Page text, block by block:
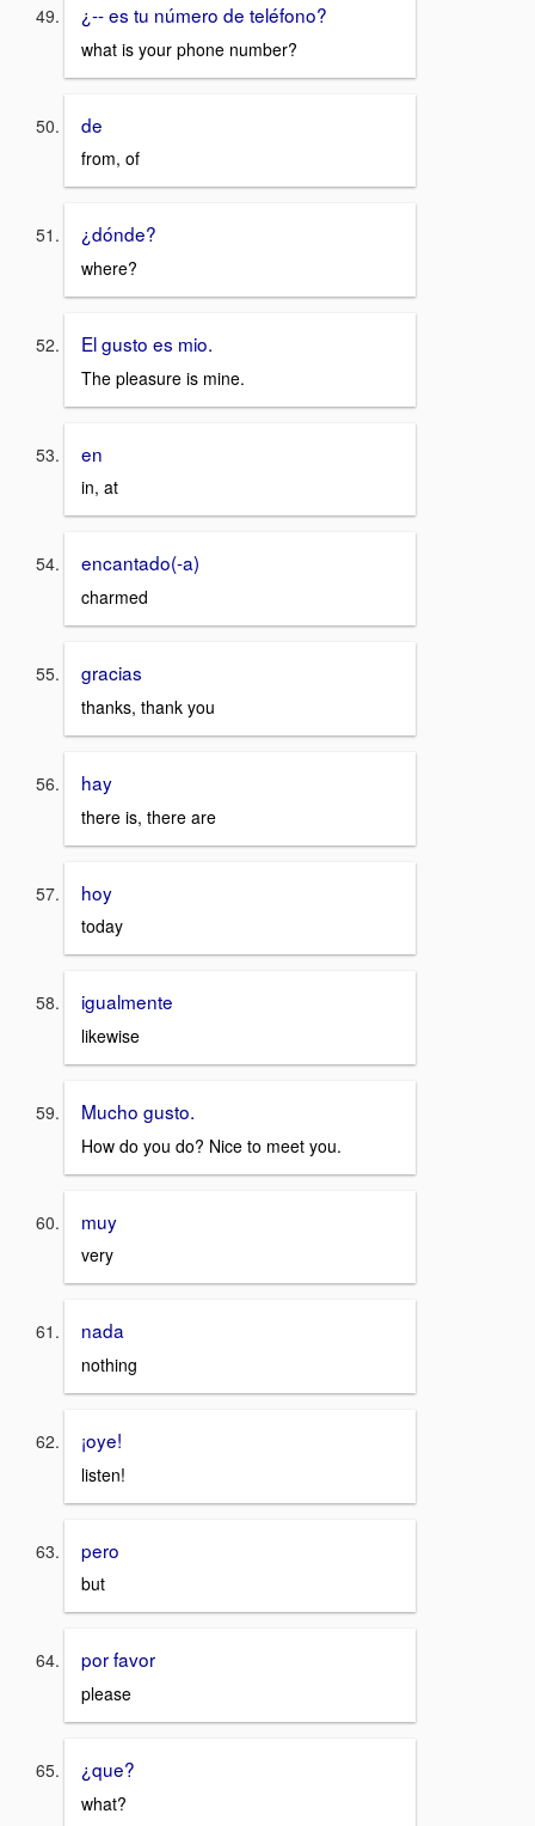
¿-- es tu número de teléfono?
what is your phone number?
de
from, of
¿dónde?
where?
El gusto es mio.
The pleasure is mine.
en
in, at
encantado(-a)
charmed
gracias
thanks, thank you
hay
there is, there are
hoy
today
igualmente
likewise
Mucho gusto.
How do you do? Nice to meet you.
muy
very
nada
nothing
¡oye!
listen!
pero
but
por favor
please
¿que?
what?